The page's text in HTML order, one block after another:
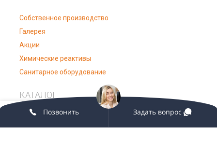
Собственное производство
Галерея
Акции
Химические реактивы
Санитарное оборудование
КАТАЛОГ
Лабораторное оборудование
Позвонить Задать вопрос